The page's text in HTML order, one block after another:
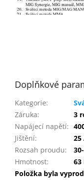
Doplňkové
Kategorie:
Záruka:
3
Napájecí napětí:
Jištění:
25
Rozsah proudu:
Hmotnost:
63
Položka byla